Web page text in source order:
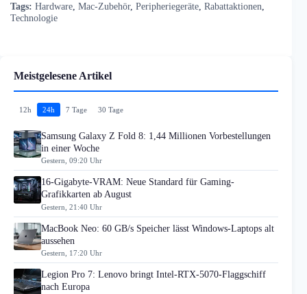
Tags: Hardware Mac-Zubehör, Peripheriegeräte Rabattaktionen
Technologie
Meistgelesene Artikel
12h 24h 7 Tage 30 Tage
Samsung Galaxy Z Fold 8: 1,44 Millionen Vorbestellungen
in einer Woche
Gestern, 09:20 Uhr
16-Gigabyte-VRAM: Neue Standard für Gaming-
Grafikkarten ab August
Gestern, 21:40 Uhr
MacBook Neo: 60 GB/s Speicher lässt Windows-Laptops alt
aussehen
Gestern, 17:20 Uhr
Legion Pro 7: Lenovo bringt Intel-RTX-5070-Flaggschiff
nach Europa